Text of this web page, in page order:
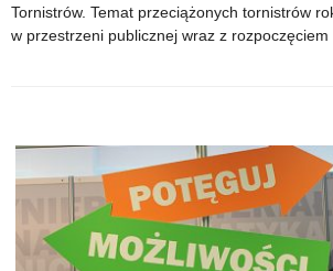
Tornistrów. Temat przeciążonych tornistrów
w przestrzeni publicznej wraz z rozpoczęciem